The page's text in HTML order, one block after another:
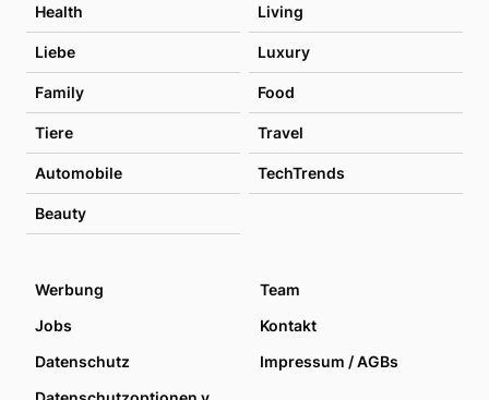
Health Living
Liebe Luxury
Family Food
Tiere Travel
Automobile TechTrends
Beauty
Werbung
Team
Jobs
Kontakt
Datenschutz
Impressum / AGBs